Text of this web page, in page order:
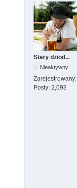
Stary dziod...
Nieaktywny
Zarejestrowany:
Posty: 2,093